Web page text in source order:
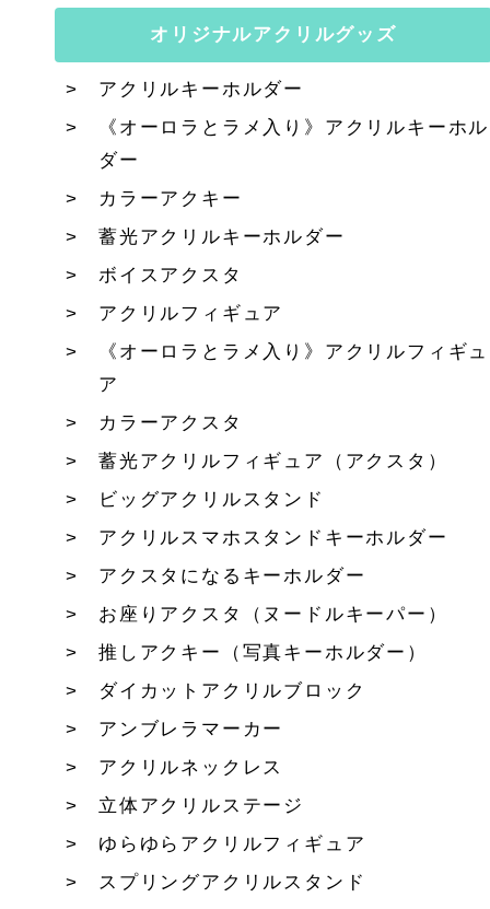
オリジナルアクリルグッズ
アクリルキーホルダー
《オーロラとラメ入り》アクリルキーホル
ダー
カラーアクキー
蓄光アクリルキーホルダー
ボイスアクスタ
アクリルフィギュア
《オーロラとラメ入り》アクリルフィギュ
ア
カラーアクスタ
蓄光アクリルフィギュア（アクスタ）
ビッグアクリルスタンド
アクリルスマホスタンドキーホルダー
アクスタになるキーホルダー
お座りアクスタ（ヌードルキーパー）
推しアクキー（写真キーホルダー）
ダイカットアクリルブロック
アンブレラマーカー
アクリルネックレス
立体アクリルステージ
ゆらゆらアクリルフィギュア
スプリングアクリルスタンド